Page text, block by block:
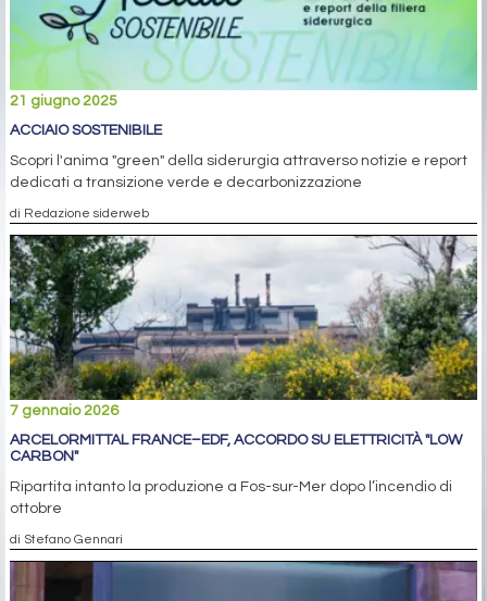
21 giugno 2025
ACCIAIO SOSTENIBILE
Scopri l'anima "green" della siderurgia attraverso notizie e report
dedicati a transizione verde e decarbonizzazione
di Redazione siderweb
7 gennaio 2026
ARCELORMITTAL FRANCE–EDF, ACCORDO SU ELETTRICITÀ "LOW
CARBON"
Ripartita intanto la produzione a Fos-sur-Mer dopo l’incendio di
ottobre
di Stefano Gennari